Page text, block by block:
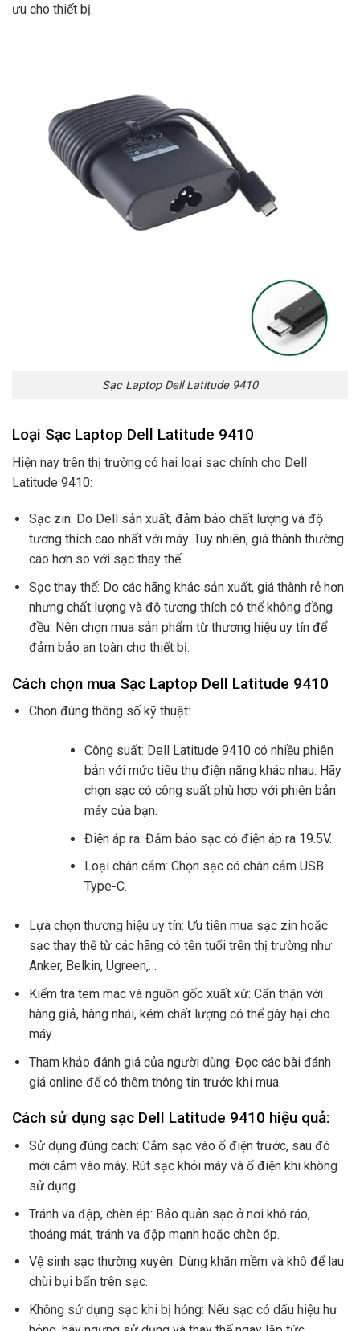
ưu cho thiết bị.
Sạc Laptop Dell Latitude 9410
Loại Sạc Laptop Dell Latitude 9410
Hiện nay trên thị trường có hai loại sạc chính cho Dell
Latitude 9410:
Sạc zin: Do Dell sản xuất, đảm bảo chất lượng và độ
tương thích cao nhất với máy. Tuy nhiên, giá thành thường
cao hơn so với sạc thay thế.
Sạc thay thế: Do các hãng khác sản xuất, giá thành rẻ hơn
nhưng chất lượng và độ tương thích có thể không đồng
đều. Nên chọn mua sản phẩm từ thương hiệu uy tín để
đảm bảo an toàn cho thiết bị.
Cách chọn mua Sạc Laptop Dell Latitude 9410
Chọn đúng thông số kỹ thuật:
Công suất: Dell Latitude 9410 có nhiều phiên
bản với mức tiêu thụ điện năng khác nhau. Hãy
chọn sạc có công suất phù hợp với phiên bản
máy của bạn.
Điện áp ra: Đảm bảo sạc có điện áp ra 19.5V.
Loại chân cắm: Chọn sạc có chân cắm USB
Type-C.
Lựa chọn thương hiệu uy tín: Ưu tiên mua sạc zin hoặc
sạc thay thế từ các hãng có tên tuổi trên thị trường như
Anker, Belkin, Ugreen,…
Kiểm tra tem mác và nguồn gốc xuất xứ: Cẩn thận với
hàng giả, hàng nhái, kém chất lượng có thể gây hại cho
máy.
Tham khảo đánh giá của người dùng: Đọc các bài đánh
giá online để có thêm thông tin trước khi mua.
Cách sử dụng sạc Dell Latitude 9410 hiệu quả:
Sử dụng đúng cách: Cắm sạc vào ổ điện trước, sau đó
mới cắm vào máy. Rút sạc khỏi máy và ổ điện khi không
sử dụng.
Tránh va đập, chèn ép: Bảo quản sạc ở nơi khô ráo,
thoáng mát, tránh va đập mạnh hoặc chèn ép.
Vệ sinh sạc thường xuyên: Dùng khăn mềm và khô để lau
chùi bụi bẩn trên sạc.
Không sử dụng sạc khi bị hỏng: Nếu sạc có dấu hiệu hư